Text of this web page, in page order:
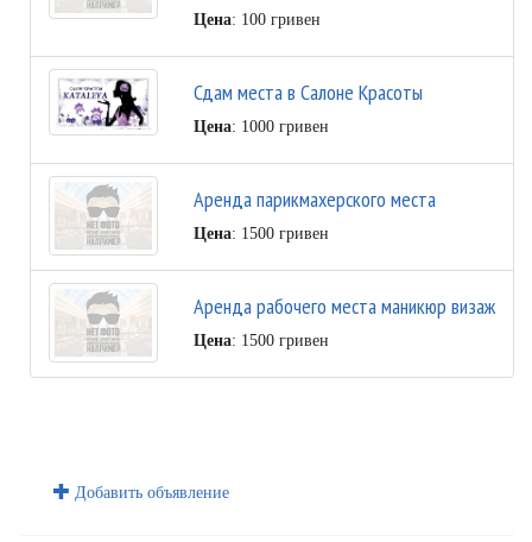
Цена: 100 гривен
Сдам места в Салоне Красоты
Цена: 1000 гривен
Аренда парикмахерского места
Цена: 1500 гривен
Аренда рабочего места маникюр визаж
Цена: 1500 гривен
Добавить объявление